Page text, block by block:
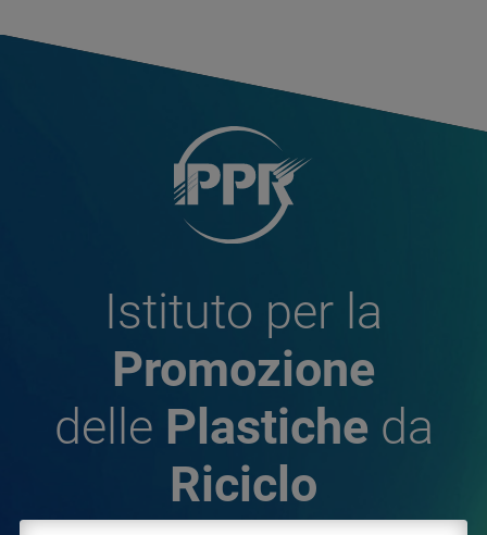
Istituto per la
Promozione
delle Plastiche da
Riciclo